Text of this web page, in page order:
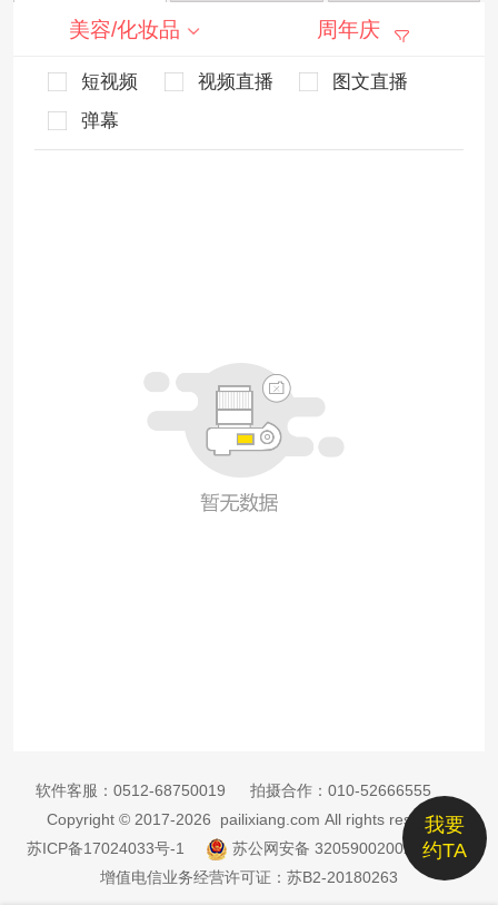
美容/化妆品 周年庆
短视频 视频直播
图文直播
弹幕
我要
约TA
软件客服： 0512-68750019 拍摄合作： 010-52666555
Copyright © 2017-2026 pailixiang.com All rights reserved
苏ICP备17024033号-1
苏公网安备 32059002002885号
增值电信业务经营许可证：苏B2-20180263